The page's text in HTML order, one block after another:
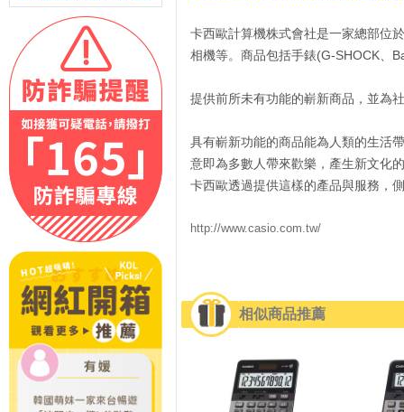
卡西歐計算機株式會社是一家總部位
相機等。商品包括手錶(G-SHOCK、
提供前所未有功能的嶄新商品，並為
具有嶄新功能的商品能為人類的生活
意即為多數人帶來歡樂，產生新文化
卡西歐透過提供這樣的產品與服務，
http://www.casio.com.tw/
相似商品推薦